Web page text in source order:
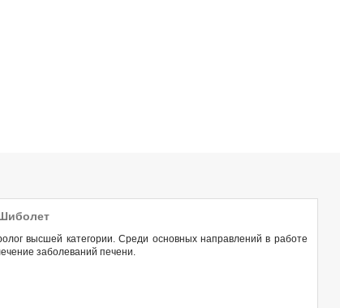
высшей категории. Среди основных направлений в работе
заболеваний печени.